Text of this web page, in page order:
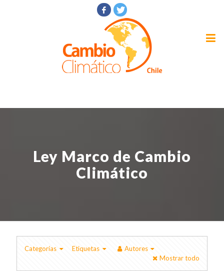
Ley Marco de Cambio
Climático
Categorías Etiquetas
Autores
Mostrar todo